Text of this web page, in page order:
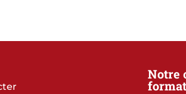
Notre